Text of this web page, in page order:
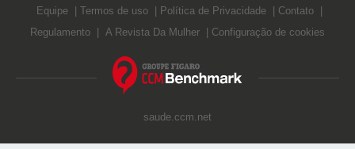
Equipe Termos de uso Política de Privacidade
Contato
Regulamento
A Revista Da Mulher Configuração de cookies
saude.ccm.net